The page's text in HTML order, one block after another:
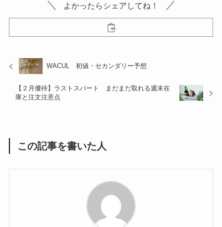
よかったらシェアしてね！
WACUL 初値・セカンダリー予想
【２月優待】ラストスパート まだまだ取れる週末在
庫と注文注意点
この記事を書いた人